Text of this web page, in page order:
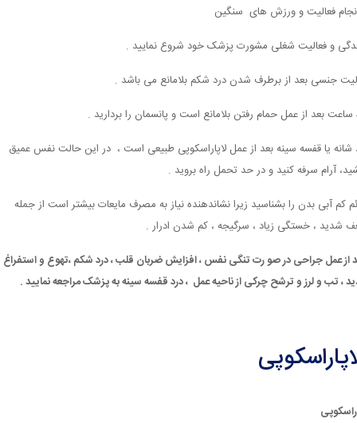
فعالیت و ورزش های سنگین
و فعالیت شغلی مشورت پزشک خود شروع نمایید .
جنسی بعد از برطرف شدن درد شکم بلامانع می باشد .
.
شانه یا قفسه سینه بعد از عمل لاپاراسکوپی طبیعی است ، در این حالت نفس عمیق
آرام سرفه کنید و در حد تحمل راه بروید .
کم آبی بدن را بشناسید زیرا نشاندهنده نیاز به مصرف مایعات بیشتر است از جمله
شدید ، خستگی زیاد ، سرگیجه ، کم شدن ادرار .
از عمل جراحی در صو رت تنگی نفس ، افزایش ضربان قلب ، درد شکم ،تهوع و استفراغ
، تب و لرز و ترشح چرکی از ناحیه عمل ، درد قفسه سینه به پزشک مراجعه نمایید .